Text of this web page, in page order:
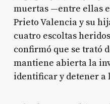
muertas —entre ellas
Prieto Valencia y su
cuatro escoltas
confirmó que se trató
mantiene abierta la
identificar y detener a